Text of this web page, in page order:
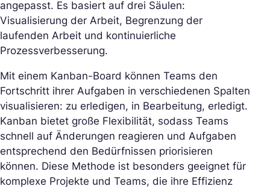
angepasst. Es basiert auf drei Säulen:
Visualisierung der Arbeit, Begrenzung der
laufenden Arbeit und kontinuierliche
Prozessverbesserung.
Mit einem Kanban-Board können Teams den
Fortschritt ihrer Aufgaben in verschiedenen Spalten
visualisieren: zu erledigen, in Bearbeitung, erledigt.
Kanban bietet große Flexibilität, sodass Teams
schnell auf Änderungen reagieren und Aufgaben
entsprechend den Bedürfnissen priorisieren
können. Diese Methode ist besonders geeignet für
komplexe Projekte und Teams, die ihre Effizienz